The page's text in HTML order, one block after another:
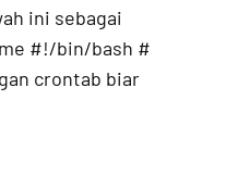
ini sebagai
#!/bin/bash #
crontab biar